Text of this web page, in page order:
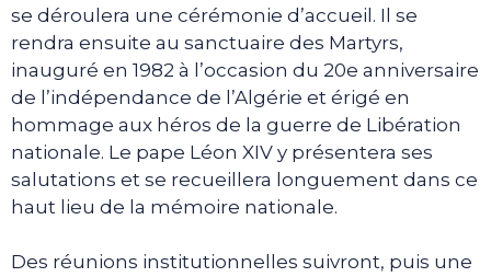
se déroulera une cérémonie d’accueil. Il se
rendra ensuite au sanctuaire des Martyrs,
inauguré en 1982 à l’occasion du 20e anniversaire
de l’indépendance de l’Algérie et érigé en
hommage aux héros de la guerre de Libération
nationale. Le pape Léon XIV y présentera ses
salutations et se recueillera longuement dans ce
haut lieu de la mémoire nationale.
Des réunions institutionnelles suivront, puis une